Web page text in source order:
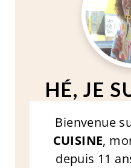
HÉ, JE
Bienvenue
CUISINE,
depuis 11